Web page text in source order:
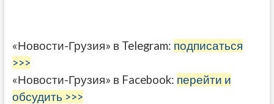
«Новости-Грузия» в Telegram: подписаться
>>>
«Новости-Грузия» в Facebook: перейти и
обсудить >>>